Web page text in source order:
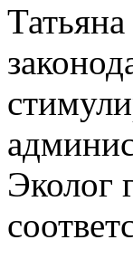
Эколог